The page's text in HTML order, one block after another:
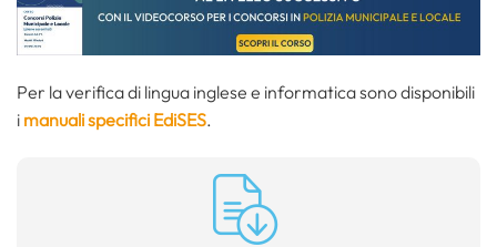
Per la verifica di lingua inglese e informatica sono disponibili
i manuali specifici EdiSES.